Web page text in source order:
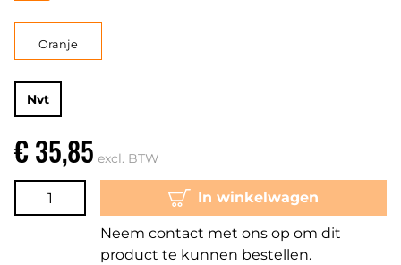
Oranje
Nvt
€ 35,85 excl. BTW
In winkelwagen
Neem contact met ons op om dit
product te kunnen bestellen.